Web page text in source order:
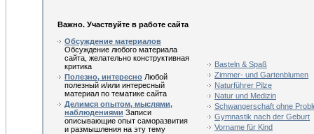
Важно. Участвуйте в работе сайта
Обсуждение материалов
Обсуждение любого материала
сайта, желательно конструктивная
критика
Полезно, интересно Любой
полезный и/или интересный
материал по тематике сайта
Делимся опытом, мыслями,
наблюдениями Записи
описывающие опыт саморазвития
и размышления на эту тему
Basteln & Spaß
Zimmer- und Gartenblumen
Naturführer Pilze
Natur und Medizin
Schwangerschaft ohne
Gymnastik nach der Geburt
Vorname für Kind